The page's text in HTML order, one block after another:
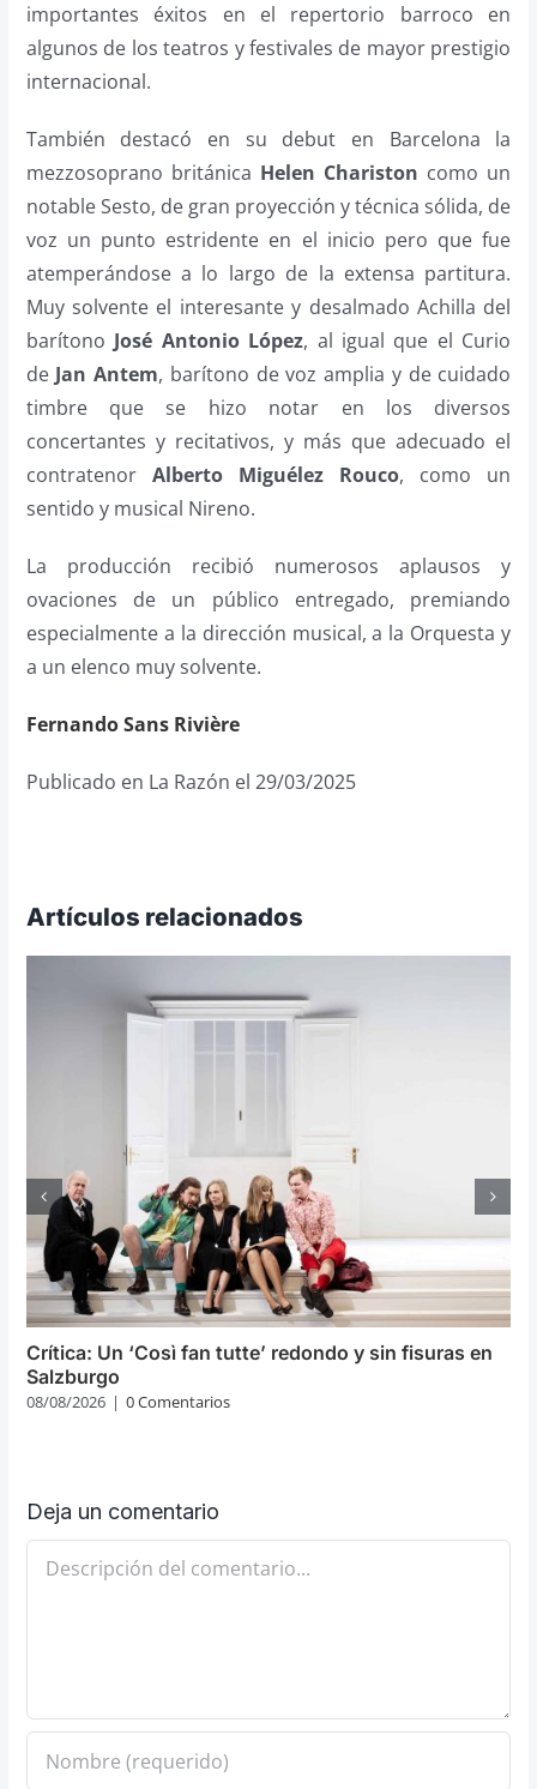
importantes éxitos en el repertorio barroco en
algunos de los teatros y festivales de mayor prestigio
internacional.
También destacó en su debut en Barcelona la
mezzosoprano británica Helen Chariston como un
notable Sesto, de gran proyección y técnica sólida, de
voz un punto estridente en el inicio pero que fue
atemperándose a lo largo de la extensa partitura.
Muy solvente el interesante y desalmado Achilla del
barítono José Antonio López, al igual que el Curio
de Jan Antem, barítono de voz amplia y de cuidado
timbre que se hizo notar en los diversos
concertantes y recitativos, y más que adecuado el
contratenor Alberto Miguélez Rouco, como un
sentido y musical Nireno.
La producción recibió numerosos aplausos y
ovaciones de un público entregado, premiando
especialmente a la dirección musical, a la Orquesta y
a un elenco muy solvente.
Fernando Sans Rivière
Publicado en La Razón el 29/03/2025
Artículos relacionados
Crítica: Un ‘Così fan tutte’ redondo y sin fisuras en
Salzburgo
08/08/2026 | 0 Comentarios
Deja un comentario
Comentario